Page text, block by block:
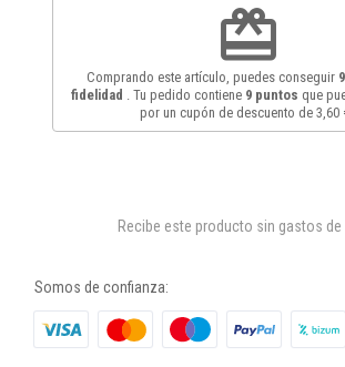
redeem
Comprando este artículo, puedes conseguir 9
fidelidad
. Tu pedido contiene 9 puntos que
por un cupón de descuento de 3,60
Recibe este producto sin gastos de
Somos de confianza: